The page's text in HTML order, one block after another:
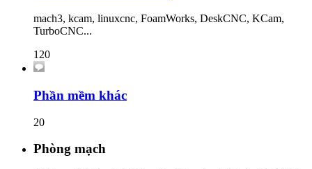
mach3, kcam, linuxcnc, FoamWorks, DeskCNC, KCam,
TurboCNC...
120
Phần mềm khác
20
Phòng mạch